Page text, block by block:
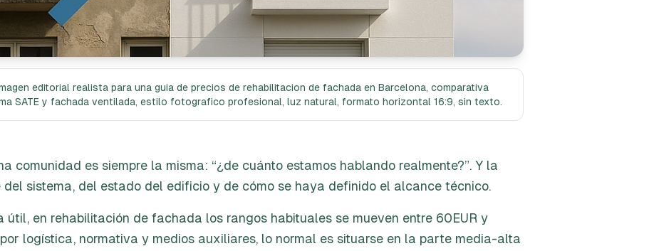
editorial realista para una guia de precios de rehabilitacion de fachada en Barcelona, comparativa
SATE y fachada ventilada, estilo fotografico profesional, luz natural, formato horizontal 16:9, sin texto.
comunidad es siempre la misma: “¿de cuánto estamos hablando realmente?”. Y la
del sistema, del estado del edificio y de cómo se haya definido el alcance técnico.
útil, en rehabilitación de fachada los rangos habituales se mueven entre 60EUR y
logística, normativa y medios auxiliares, lo normal es situarse en la parte media-alta